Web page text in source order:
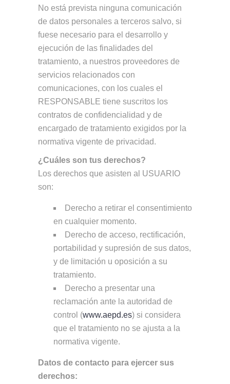
No está prevista ninguna comunicación
de datos personales a terceros salvo, si
fuese necesario para el desarrollo y
ejecución de las finalidades del
tratamiento, a nuestros proveedores de
servicios relacionados con
comunicaciones, con los cuales el
RESPONSABLE tiene suscritos los
contratos de confidencialidad y de
encargado de tratamiento exigidos por la
normativa vigente de privacidad.
¿Cuáles son tus derechos?
Los derechos que asisten al USUARIO
son:
Derecho a retirar el consentimiento
en cualquier momento.
Derecho de acceso, rectificación,
portabilidad y supresión de sus datos,
y de limitación u oposición a su
tratamiento.
Derecho a presentar una
reclamación ante la autoridad de
control (www.aepd.es) si considera
que el tratamiento no se ajusta a la
normativa vigente.
Datos de contacto para ejercer sus
derechos: